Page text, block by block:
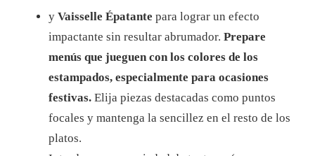
y Vaisselle Épatante para lograr un efecto
impactante sin resultar abrumador. Prepare
menús que jueguen con los colores de los
estampados, especialmente para ocasiones
festivas. Elija piezas destacadas como puntos
focales y mantenga la sencillez en el resto de los
platos.